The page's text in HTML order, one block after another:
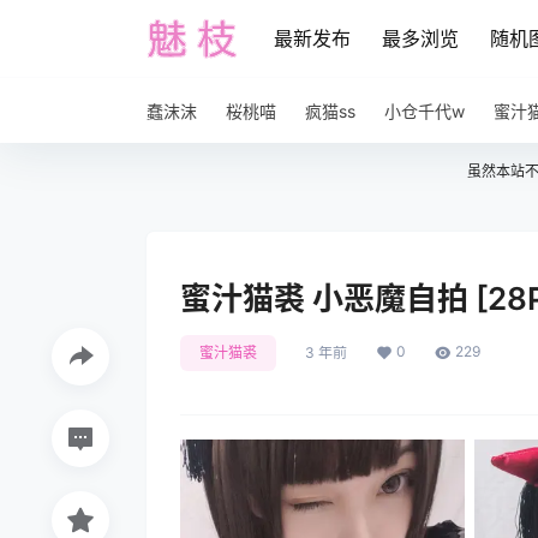
最新发布 最多浏览 随机
蠢沫沫 桜桃喵 疯猫ss 小仓千代w 蜜汁
虽然本站
蜜汁猫裘 小恶魔自拍
蜜汁猫裘 3 年前 0 229